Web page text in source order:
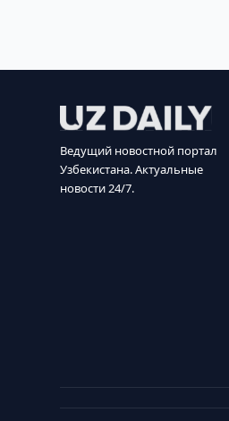
Ведущий новостной портал
Узбекистана. Актуальные
новости 24/7.